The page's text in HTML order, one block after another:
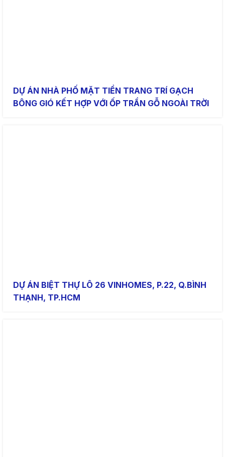
DỰ ÁN NHÀ PHỐ MẶT TIỀN TRANG TRÍ GẠCH
BÔNG GIÓ KẾT HỢP VỚI ỐP TRẦN GỖ NGOÀI TRỜI
DỰ ÁN BIỆT THỰ LÔ 26 VINHOMES, P.22, Q.BÌNH
THẠNH, TP.HCM